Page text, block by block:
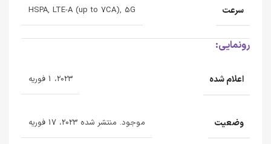
سرعت HSPA, LTE-A (up to 7CA), 5G
رونمایی:
اعلام شده 2023، 1 فوریه
وضعیت موجود. منتشر شده 2023، 17 فوریه